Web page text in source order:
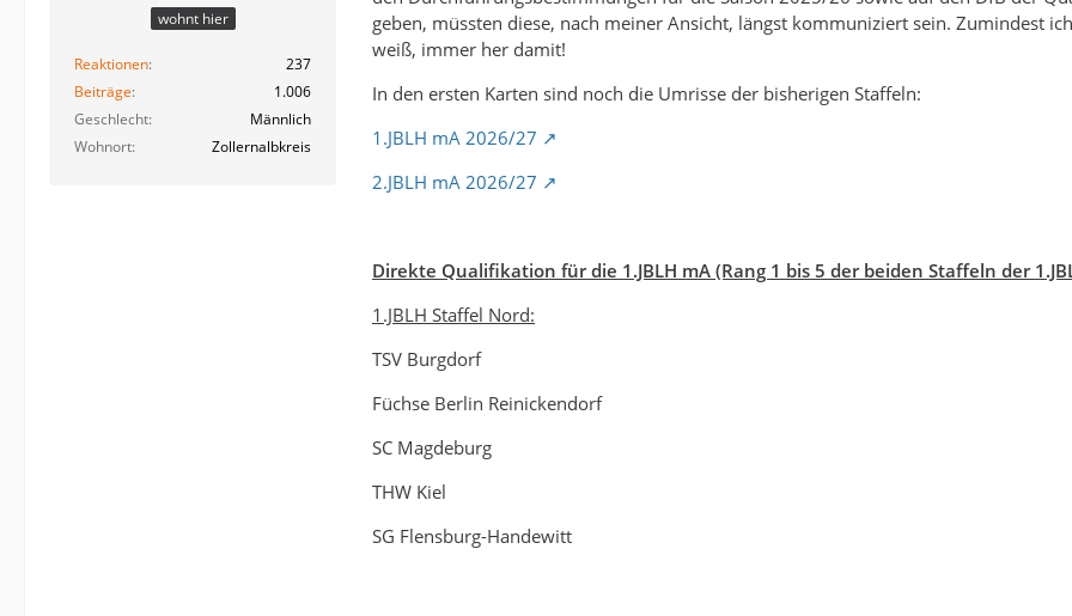
wohnt hier
Reaktionen
237
Beiträge
1.006
Geschlecht
Männlich
Wohnort
Zollernalbkreis
geben, müssten diese, nach meiner Ansicht, längst kommuniziert sein. Zumindest
weiß, immer her damit!
In den ersten Karten sind noch die Umrisse der bisherigen Staffeln:
1.JBLH mA 2026/27
2.JBLH mA 2026/27
Direkte Qualifikation für die 1.JBLH mA (Rang 1 bis 5 der beiden Staffeln der
1.JBLH Staffel Nord:
TSV Burgdorf
Füchse Berlin Reinickendorf
SC Magdeburg
THW Kiel
SG Flensburg-Handewitt